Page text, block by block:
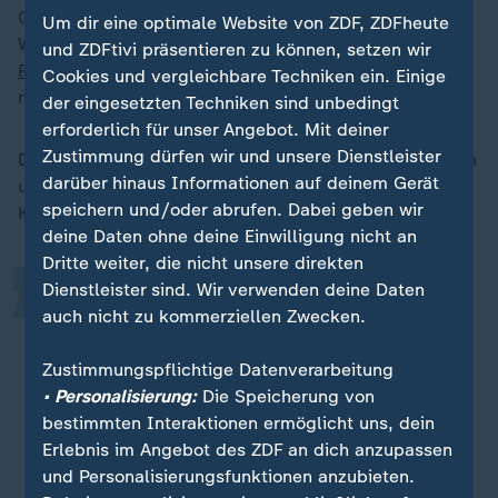
Oktober verkaufe man jeweils deutlich mehr
Weihnachtsgebäck als im Dezember, sagt Krämer von
Rewe. Am Anfang sei die Lust besonders groß und
nehme dann langsam ab.
Der Discounter AldiNord hat unter anderem Lebkuchen
und Dominosteine ab Ende August in den Regalen. Für
Kaufland gilt das ebenfalls.
Viele unserer Kunden freuen sich
Weihnachten und wollen daher nicht
nur in der Vorweihnachtszeit
Plätzchen essen.
„
Kaufland
Um dir eine optimale Website von ZDF, ZDFheute
und ZDFtivi präsentieren zu können, setzen wir
Cookies und vergleichbare Techniken ein. Einige
der eingesetzten Techniken sind unbedingt
erforderlich für unser Angebot. Mit deiner
Zustimmung dürfen wir und unsere Dienstleister
darüber hinaus Informationen auf deinem Gerät
speichern und/oder abrufen. Dabei geben wir
deine Daten ohne deine Einwilligung nicht an
Dritte weiter, die nicht unsere direkten
Dienstleister sind. Wir verwenden deine Daten
auch nicht zu kommerziellen Zwecken.
Zustimmungspflichtige Datenverarbeitung
• Personalisierung:Die Speicherung von
bestimmten Interaktionen ermöglicht uns, dein
Erlebnis im Angebot des ZDF an dich anzupassen
und Personalisierungsfunktionen anzubieten.